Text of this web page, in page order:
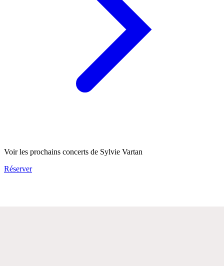
Voir les prochains concerts de Sylvie Vartan
Réserver